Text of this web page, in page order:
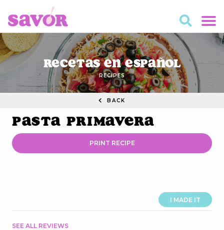
Recetas en Español
RECIPES
BACK
Pasta Primavera
PRINT RECIPE
I MADE IT
SEE ALL REVIEWS